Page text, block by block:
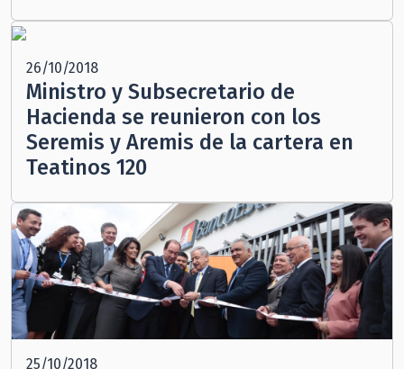
26/10/2018
Ministro y Subsecretario de
Hacienda se reunieron con los
Seremis y Aremis de la cartera en
Teatinos 120
25/10/2018